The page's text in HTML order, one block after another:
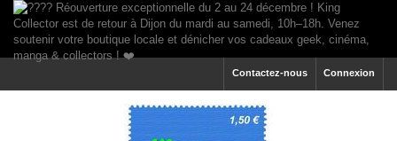
Connexion
Contactez-nous